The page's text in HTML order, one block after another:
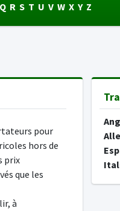
Q R S T U V W X Y Z
pour
hors de
prix
que les
à